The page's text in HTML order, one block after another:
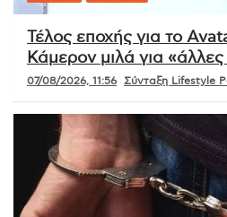
Τέλος εποχής για το
Κάμερον μιλά για «άλλες
07/08/2026, 11:56 Σύνταξη Lifestyle